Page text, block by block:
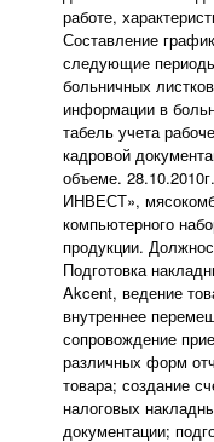
работе,
Составление
следующие
больничных
информации в
табель учета
кадровой
объеме.
ИНВЕСТ»,
компьютерного
продукции.
Подготовка
Akcent, ведение
внутреннее
сопровождение
различных форм
товара; создание
налоговых
документации;